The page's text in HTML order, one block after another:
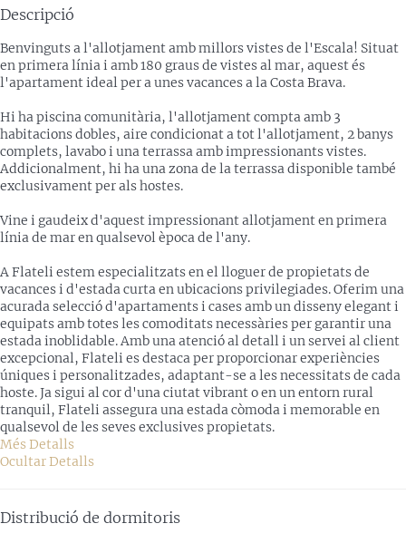
Descripció
Benvinguts a l'allotjament amb millors vistes de l'Escala! Situat
en primera línia i amb 180 graus de vistes al mar, aquest és
l'apartament ideal per a unes vacances a la Costa Brava.
Hi ha piscina comunitària, l'allotjament compta amb 3
habitacions dobles, aire condicionat a tot l'allotjament, 2 banys
complets, lavabo i una terrassa amb impressionants vistes.
Addicionalment, hi ha una zona de la terrassa disponible també
exclusivament per als hostes.
Vine i gaudeix d'aquest impressionant allotjament en primera
línia de mar en qualsevol època de l'any.
A Flateli estem especialitzats en el lloguer de propietats de
vacances i d'estada curta en ubicacions privilegiades. Oferim una
acurada selecció d'apartaments i cases amb un disseny elegant i
equipats amb totes les comoditats necessàries per garantir una
estada inoblidable. Amb una atenció al detall i un servei al client
excepcional, Flateli es destaca per proporcionar experiències
úniques i personalitzades, adaptant-se a les necessitats de cada
hoste. Ja sigui al cor d'una ciutat vibrant o en un entorn rural
tranquil, Flateli assegura una estada còmoda i memorable en
qualsevol de les seves exclusives propietats.
Més Detalls
Ocultar Detalls
Distribució de dormitoris